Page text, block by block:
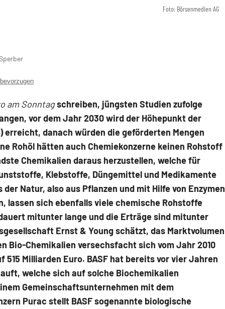
Foto: Börsenmedien AG
am Sonntagschreiben, jüngsten Studien zufolge
vor dem Jahr 2030 wird der Höhepunkt der
erreicht, danach würden die geförderten Mengen
Rohöl hätten auch Chemiekonzerne keinen Rohstoff
Chemikalien daraus herzustellen, welche für
Klebstoffe, Düngemittel und Medikamente
Natur, also aus Pflanzen und mit Hilfe von Enzymen
lassen sich ebenfalls viele chemische Rohstoffe
mitunter lange und die Erträge sind mitunter
Ernst & Young schätzt, das Marktvolumen
Bio-Chemikalien versechsfacht sich vom Jahr 2010
515 Milliarden Euro. BASF hat bereits vor vier Jahren
welche sich auf solche Biochemikalien
Gemeinschaftsunternehmen mit dem
Purac stellt BASF sogenannte biologische